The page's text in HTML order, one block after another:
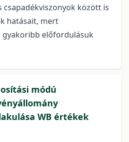
csapadékviszonyok között is
hatásait, mert
előfordulásuk
módú
WB értékek